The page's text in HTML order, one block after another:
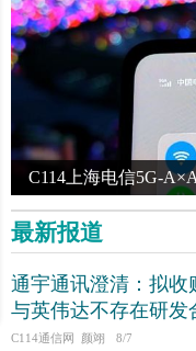
C114上海电信5G-
代，申城“快”人一步
最新报道
通宇通讯澄清：拟收
与英伟达不存在研发
C114通信网 颜翊 8/7